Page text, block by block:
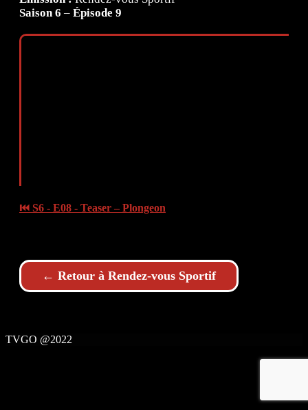
Saison 6 – Épisode 9
⏮ S6 - E08 - Teaser – Plongeon
← Retour à Rendez-vous Sportif
TVGO @2022